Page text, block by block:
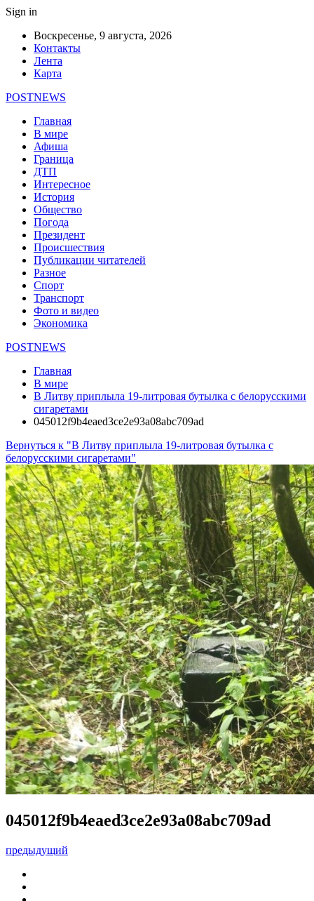
Sign in
Воскресенье, 9 августа, 2026
Контакты
Лента
Карта
POSTNEWS
Главная
В мире
Афиша
Граница
ДТП
Интересное
История
Общество
Погода
Президент
Происшествия
Публикации читателей
Разное
Спорт
Транспорт
Фото и видео
Экономика
POSTNEWS
Главная
В мире
В Литву приплыла 19-литровая бутылка с белорусскими
сигаретами
045012f9b4eaed3ce2e93a08abc709ad
Вернуться к "В Литву приплыла 19-литровая бутылка с
белорусскими сигаретами"
045012f9b4eaed3ce2e93a08abc709ad
предыдущий